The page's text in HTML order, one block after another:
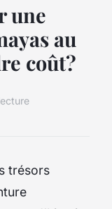
une
au
coût?
trésors